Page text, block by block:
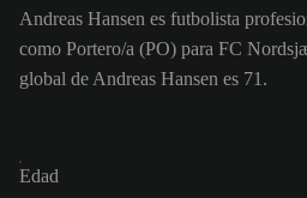
Andreas Hansen es futbolista
como Portero/a (PO) para FC
global de Andreas Hansen es 71.
Edad